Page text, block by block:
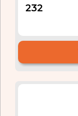
232